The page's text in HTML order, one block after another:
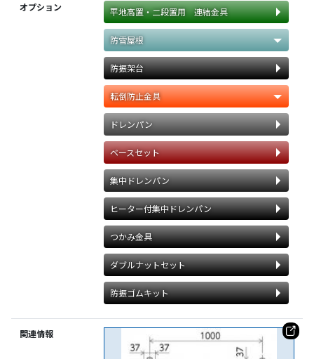
オプション 平地高置・二段置用 連結金具
防雪屋根
防振架台
転倒防止金具
ドレンパン
ベースセット
集中ドレンパン
ヒーター付集中ドレンパン
つかみ金具
ダブルナットセット
防振ゴムキット
関連情報